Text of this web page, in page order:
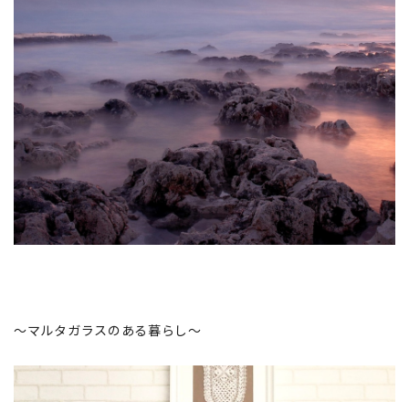
～マルタガラスのある暮らし～